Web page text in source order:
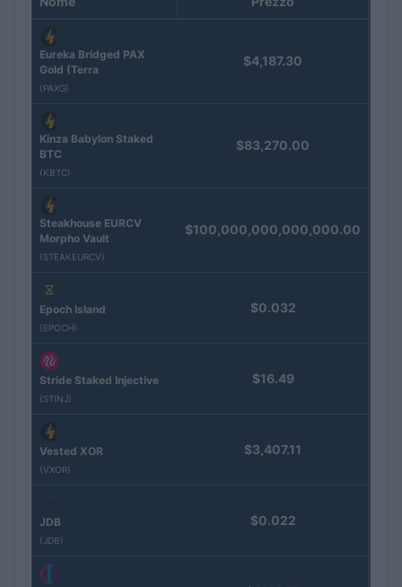
Eureka Bridged PAX
Gold (Terra
(PAXG)
$4,187.30
Kinza Babylon Staked
BTC
(KBTC)
$83,270.00
Steakhouse EURCV
Morpho Vault
(STEAKEURCV)
$100,000,000,000,000.00
Epoch Island
(EPOCH)
$0.032
Stride Staked Injective
(STINJ)
$16.49
Vested XOR
(VXOR)
$3,407.11
JDB
(JDB)
$0.022